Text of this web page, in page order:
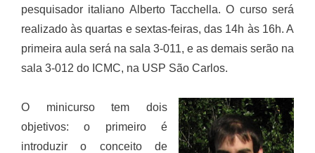
pesquisador italiano Alberto Tacchella. O curso será
realizado às quartas e sextas-feiras, das 14h às 16h. A
primeira aula será na sala 3-011, e as demais serão na
sala 3-012 do ICMC, na USP São Carlos.
O minicurso tem dois
objetivos: o primeiro é
introduzir o conceito de